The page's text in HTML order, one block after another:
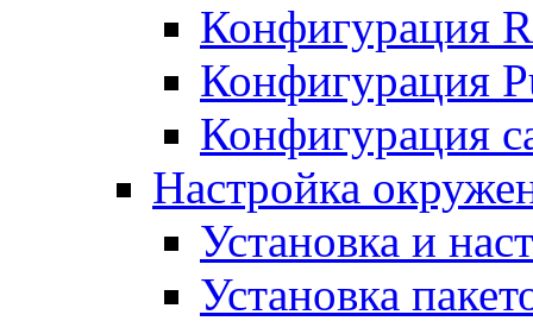
Конфигурация
Конфигурация
Конфигурация
Настройка
Установка и
Установка